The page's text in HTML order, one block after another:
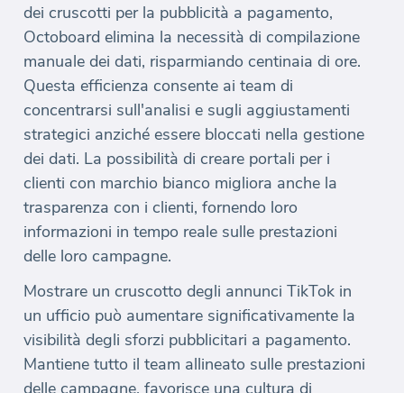
dei cruscotti per la pubblicità a pagamento,
Octoboard elimina la necessità di compilazione
manuale dei dati, risparmiando centinaia di ore.
Questa efficienza consente ai team di
concentrarsi sull'analisi e sugli aggiustamenti
strategici anziché essere bloccati nella gestione
dei dati. La possibilità di creare portali per i
clienti con marchio bianco migliora anche la
trasparenza con i clienti, fornendo loro
informazioni in tempo reale sulle prestazioni
delle loro campagne.
Mostrare un cruscotto degli annunci TikTok in
un ufficio può aumentare significativamente la
visibilità degli sforzi pubblicitari a pagamento.
Mantiene tutto il team allineato sulle prestazioni
delle campagne, favorisce una cultura di